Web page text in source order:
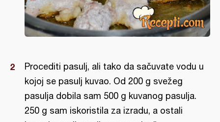
Procediti pasulj, ali tako da sačuvate vodu u
kojoj se pasulj kuvao. Od 200 g svežeg
pasulja dobila sam 500 g kuvanog pasulja.
250 g sam iskoristila za izradu, a ostali